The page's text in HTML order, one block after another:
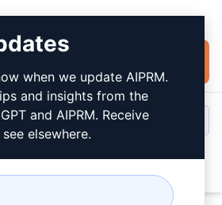
gratuitement
when we update AIPRM.
and insights from the
and AIPRM. Receive
elsewhere.